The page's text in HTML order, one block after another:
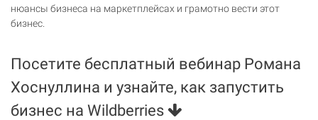
нюансы бизнеса на маркетплейсах и грамотно вести этот
бизнес.
Посетите бесплатный вебинар Романа
Хоснуллина и узнайте, как запустить
бизнес на Wildberries